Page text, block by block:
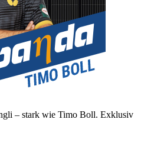
– stark wie Timo Boll. Exklusiv